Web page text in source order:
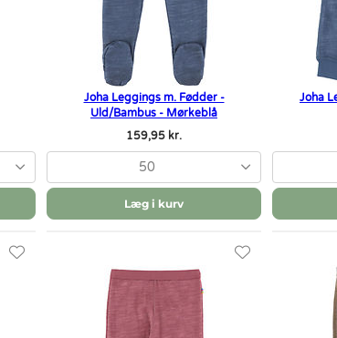
Joha Leggings m. Fødder -
Uld/Bambus - Mørkeblå
159,95 kr.
50
Læg i kurv
Joha